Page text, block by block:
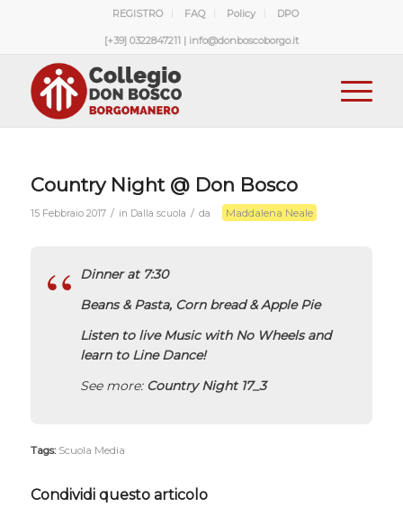
REGISTRO FAQ Policy DPO
[+39] 0322847211 | info@donboscoborgo.it
Country Night @ Don Bosco
15 Febbraio 2017 / in Dalla scuola / da Maddalena Neale
Dinner at 7:30
Beans & Pasta, Corn bread & Apple Pie
Listen to live Music with No Wheels and
learn to Line Dance!
See more: Country Night 17_3
Tags: Scuola Media
Condividi questo articolo